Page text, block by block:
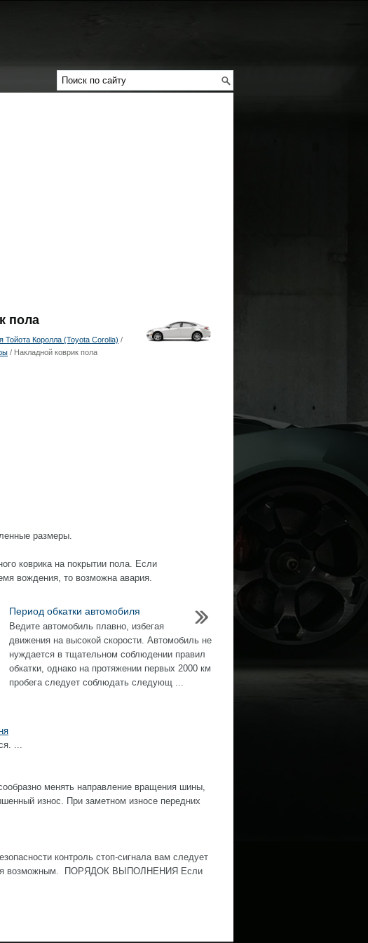
пола
Тойота Королла (Toyota Corolla) /
/ Накладной коврик пола
размеры.
коврика на покрытии пола. Если
вождения, то возможна авария.
Период обкатки автомобиля
Ведите автомобиль плавно, избегая
движения на высокой скорости. Автомобиль не
нуждается в тщательном соблюдении правил
обкатки, однако на протяжении первых 2000 км
пробега следует соблюдать следующ ...
...
менять направление вращения шины,
износ. При заметном износе передних
контроль стоп-сигнала вам следует
возможным. ПОРЯДОК ВЫПОЛНЕНИЯ Если